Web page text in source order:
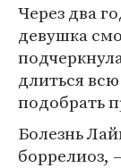
Через два
девушка
длиться
подобрать
Болезнь
боррелиоз,